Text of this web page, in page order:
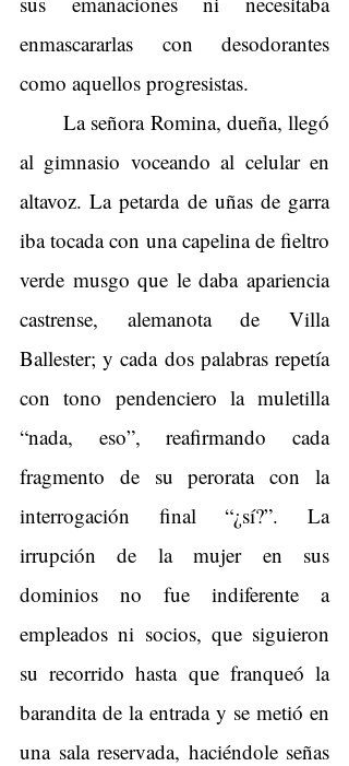
enmascararlas con desodorantes
como aquellos progresistas.
La señora Romina, dueña, llegó
al gimnasio voceando al celular en
altavoz. La petarda de uñas de garra
iba tocada con una capelina de fieltro
verde musgo que le daba apariencia
castrense, alemanota de Villa
Ballester; y cada dos palabras repetía
con tono pendenciero la muletilla
“nada, eso”, reafirmando cada
fragmento de su perorata con la
interrogación final “¿sí?”. La
irrupción de la mujer en sus
dominios no fue indiferente a
empleados ni socios, que siguieron
su recorrido hasta que franqueó la
barandita de la entrada y se metió en
una sala reservada, haciéndole señas